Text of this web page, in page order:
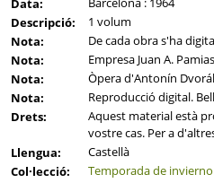
Data:
Descripció:
1 volum
Nota:
De cada obra s'ha
Nota:
Empresa Juan A. Pamias
Nota:
Òpera d'Antonín
Nota:
Reproducció digital.
Drets:
Aquest material està
vostre cas. Per a
Llengua:
Castellà
Col·lecció:
Temporada de invierno